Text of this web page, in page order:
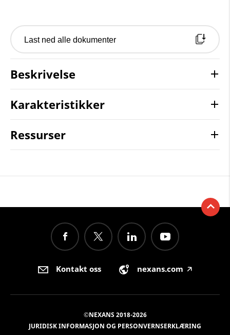
Last ned alle dokumenter
Beskrivelse
Karakteristikker
Ressurser
Kontakt oss nexans.com 🡥
©NEXANS 2018-2026
JURIDISK INFORMASJON OG PERSONVERNSERKLÆRING